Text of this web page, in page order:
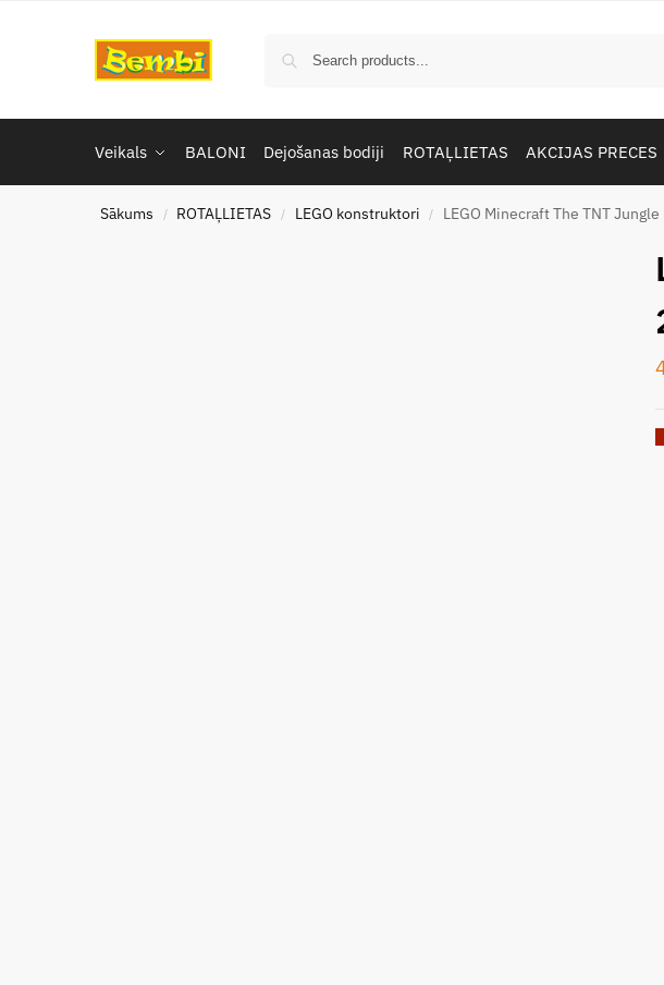
Veikals BALONI Dejošanas bodiji ROTAĻLIETAS AKCIJAS PRECES
Sākums / ROTAĻLIETAS / LEGO konstruktori / LEGO Minecraft The TNT